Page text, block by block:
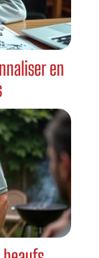
en